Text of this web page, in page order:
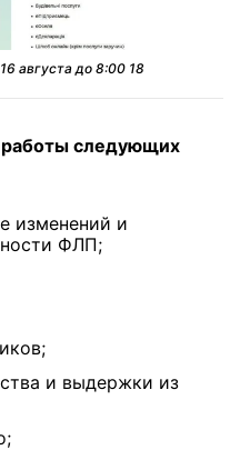
августа до 8:00 18
работы следующих
изменений и
ФЛП;
и выдержки из